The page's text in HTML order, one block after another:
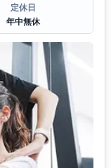
定休日
年中無休